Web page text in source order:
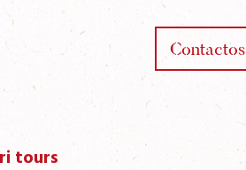
Contactos
tours